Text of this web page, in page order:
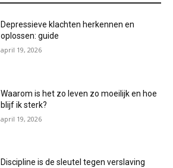
Depressieve klachten herkennen en
oplossen: guide
april 19, 2026
Waarom is het zo leven zo moeilijk en hoe
blijf ik sterk?
april 19, 2026
Discipline is de sleutel tegen verslaving